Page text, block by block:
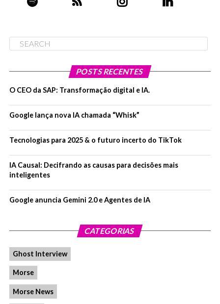
POSTS RECENTES
O CEO da SAP: Transformação digital e IA.
Google lança nova IA chamada “Whisk”
Tecnologias para 2025 & o futuro incerto do TikTok
IA Causal: Decifrando as causas para decisões mais
inteligentes
Google anuncia Gemini 2.0 e Agentes de IA
CATEGORIAS
Ghost Interview
Morse
Morse News